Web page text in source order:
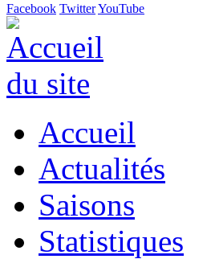
Facebook TwitterYouTube
Accueil
Actualités
Saisons
Statistiques